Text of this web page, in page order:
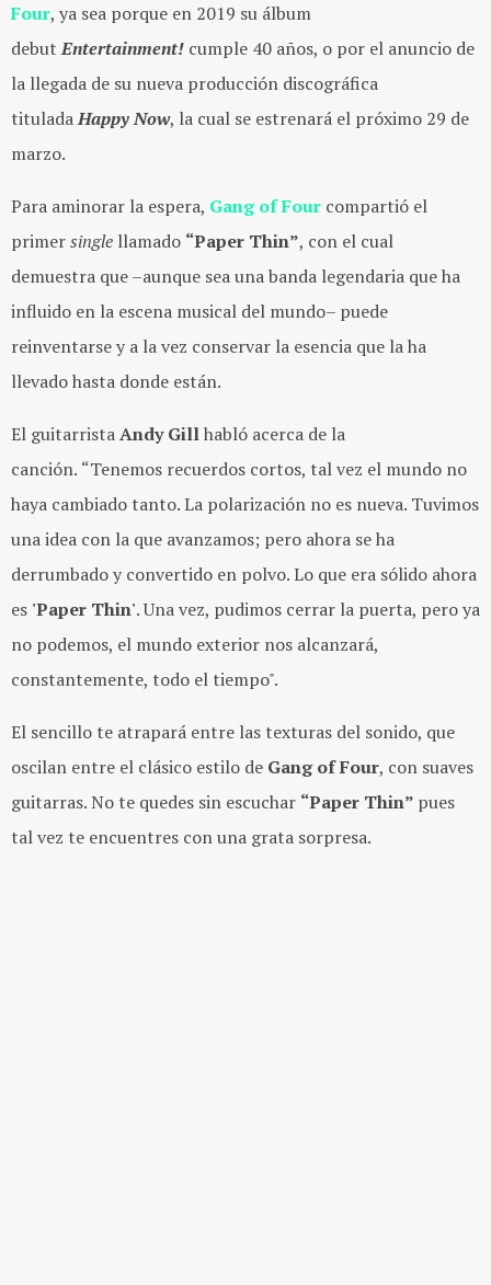
Four, ya sea porque en 2019 su álbum
debutEntertainment! cumple 40 años, o por el anuncio de
la llegada de su nueva producción discográfica
tituladaHappy Now, la cual se estrenará el próximo 29 de
marzo.
Para aminorar la espera, Gang of Four compartió el
primersingle llamado “Paper Thin”, con el cual
demuestra que –aunque sea una banda legendaria que ha
influido en la escena musical del mundo– puede
reinventarse y a la vez conservar la esencia que la ha
llevado hasta donde están.
El guitarristaAndy Gillhabló acerca de la
canción. “Tenemos recuerdos cortos, tal vez el mundo no
haya cambiado tanto. La polarización no es nueva. Tuvimos
una idea con la que avanzamos; pero ahora se ha
derrumbado y convertido en polvo. Lo que era sólido ahora
es 'Paper Thin'. Una vez, pudimos cerrar la puerta, pero ya
no podemos, el mundo exterior nos alcanzará,
constantemente, todo el tiempo".
El sencillo te atrapará entre las texturas del sonido, que
oscilan entre el clásico estilo de Gang of Four, con suaves
guitarras. No te quedes sin escuchar “Paper Thin” pues
tal vez te encuentres con una grata sorpresa.